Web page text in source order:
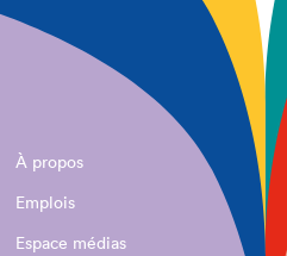
À propos
Emplois
Espace médias